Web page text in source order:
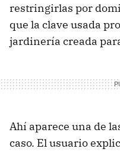
restringirlas por
que la clave usada
jardinería creada
Ahí aparece una de
caso. El usuario